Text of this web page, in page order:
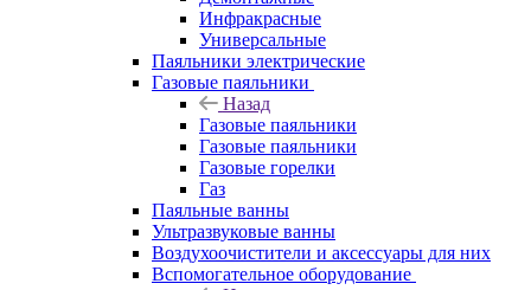
Инфракрасные
Универсальные
Паяльники электрические
Газовые паяльники
Назад
Газовые паяльники
Газовые паяльники
Газовые горелки
Газ
Паяльные ванны
Ультразвуковые ванны
Воздухоочистители и аксессуары для них
Вспомогательное оборудование